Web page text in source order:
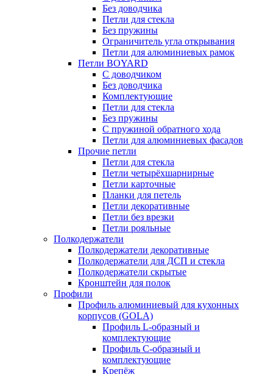
Без доводчика
Петли для стекла
Без пружины
Ограничитель угла открывания
Петли для алюминиевых рамок
Петли BOYARD
С доводчиком
Без доводчика
Комплектующие
Петли для стекла
Без пружины
С пружиной обратного хода
Петли для алюминиевых фасадов
Прочие петли
Петли для стекла
Петли четырёхшарнирные
Петли карточные
Планки для петель
Петли декоративные
Петли без врезки
Петли рояльные
Полкодержатели
Полкодержатели декоративные
Полкодержатели для ДСП и стекла
Полкодержатели скрытые
Кронштейн для полок
Профили
Профиль алюминиевый для кухонных
корпусов (GOLA)
Профиль L-образный и
комплектующие
Профиль C-образный и
комплектующие
Крепёж